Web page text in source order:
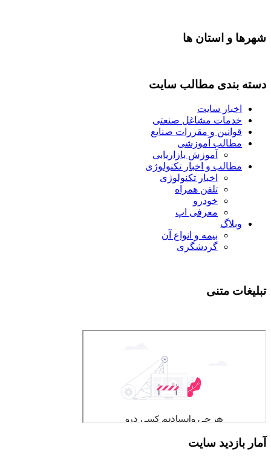
و استان ها
بندی مطالب سایت
اخبار سایت
خدمات مشاغل صنعتی
قوانین و مقررات صنایع
مطالب آموزشی
آموزش بازاریابی
مطالب و اخبار تکنولوژی
اخبار تکنولوژی
تلفن همراه
خودرو
معرفی اپ
وبلاگ
بیمه و انواع آن
گردشگری
متنی
بازدید سایت